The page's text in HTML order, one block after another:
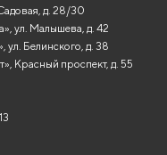
д. 28/30
ул. Малышева, д. 42
ул. Белинского, д. 38
Красный проспект, д. 55